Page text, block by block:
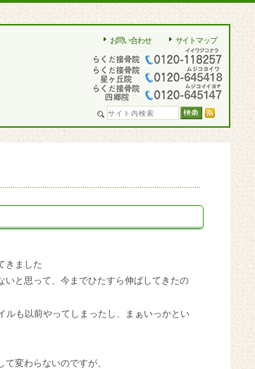
お問い合わせ サイトマップ
きました
いと思って、今までひたすら伸ばしてきたの
ルも以前やってしまったし、まぁいっかとい
変わらないのですが、